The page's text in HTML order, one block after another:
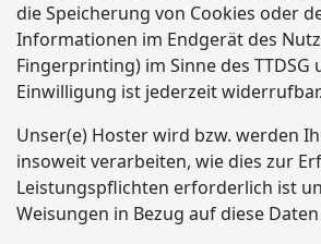
die Speicherung von Cookies oder
Informationen im Endgerät des
Fingerprinting) im Sinne des TTDSG
Einwilligung ist jederzeit widerrufbar.
Unser(e) Hoster wird bzw. werden
insoweit verarbeiten, wie dies zur
Leistungspflichten erforderlich ist
Weisungen in Bezug auf diese